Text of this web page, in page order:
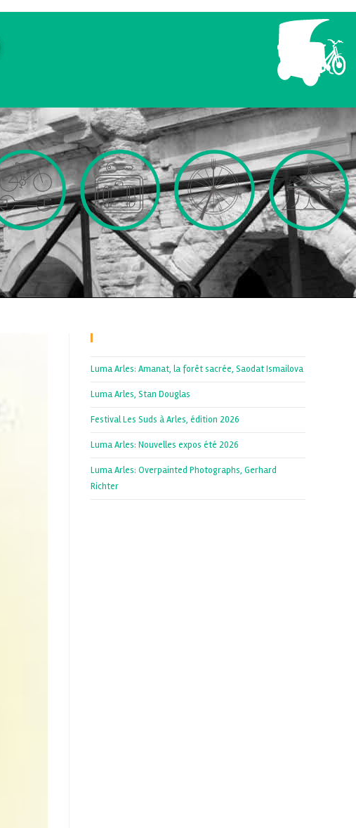
Luma Arles: Amanat, la forêt sacrée, Saodat Ismailova
Luma Arles, Stan Douglas
Festival Les Suds à Arles, édition 2026
Luma Arles: Nouvelles expos été 2026
Luma Arles: Overpainted Photographs, Gerhard
Richter